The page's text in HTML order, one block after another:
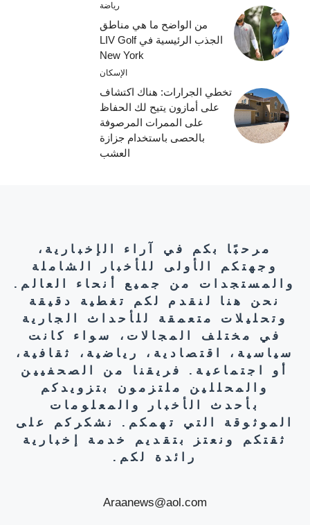
رياضة
من الواضح ما هي مناطق
الجذب الرئيسية في LIV Golf
New York
الإسكان
تخطي الجرارات: هناك اكتشاف
على أمازون يتيح لك الحفاظ
على الممرات المرصوفة
بالحصى باستخدام جزازة
العشب
مرحبًا بكم في آراء الإخبارية،
وجهتكم الأولى للأخبار الشاملة
والمستجدات من جميع أنحاء العالم.
نحن هنا لنقدم لكم تغطية دقيقة
وتحليلات متعمقة للأحداث الجارية
في مختلف المجالات، سواء كانت
سياسية، اقتصادية، رياضية، ثقافية،
أو اجتماعية. فريقنا من الصحفيين
والمحللين ملتزمون بتزويدكم
بأحدث الأخبار والمعلومات
الموثوقة التي تهمكم. نشكركم على
ثقتكم ونعتز بتقديم خدمة إخبارية
رائدة لكم.
Araanews@aol.com